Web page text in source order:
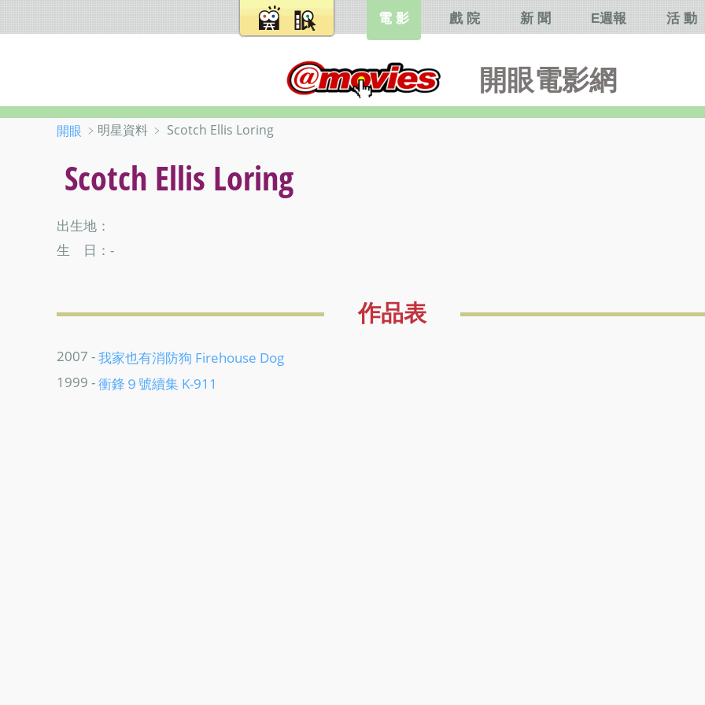
開眼電影網
電 影 戲 院 新 聞 E週報 活 動
開眼 ﹥明星資料 ﹥ Scotch Ellis Loring
Scotch Ellis Loring
出生地：
生 日：-
作品表
2007 -我家也有消防狗 Firehouse Dog
1999 -衝鋒９號續集 K-911